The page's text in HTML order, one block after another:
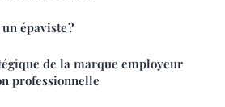
épaviste ?
de la marque employeur
professionnelle